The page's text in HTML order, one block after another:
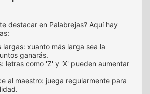
destacar en Palabrejas? Aquí hay
largas: xuanto más larga sea la
ganarás.
letras como 'Z' y 'X' pueden aumentar
al maestro: juega regularmente para